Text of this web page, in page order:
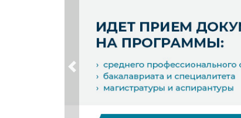
Previous